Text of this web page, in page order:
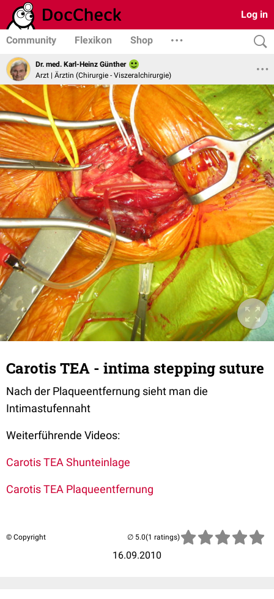
Log in
Community Flexikon Shop
Dr. med. Karl-Heinz Günther
Arzt | Ärztin (Chirurgie - Viszeralchirurgie)
Carotis TEA - intima stepping suture
Nach der Plaqueentfernung sieht man die
Intimastufennaht
Weiterführende Videos:
Carotis TEA Shunteinlage
Carotis TEA Plaqueentfernung
© Copyright
16.09.2010
(1 ratings)